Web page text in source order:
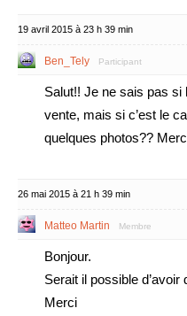
19 avril 2015 à 23 h 39 min
Ben_Tely Participant
Salut!! Je ne sais pas si
vente, mais si c’est le
quelques photos??
26 mai 2015 à 21 h 39 min
Matteo Martin Membre
Bonjour.
Serait il possible d’avoir
Merci